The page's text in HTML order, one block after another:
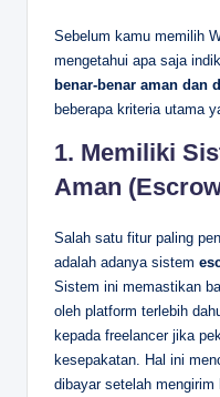
Sebelum kamu memilih
mengetahui apa saja
benar-benar aman dan
beberapa kriteria utama
1. Memiliki
Aman
Salah satu fitur paling
adalah adanya sistem
Sistem ini memastikan
oleh platform terlebih
kepada freelancer jika
kesepakatan. Hal ini
dibayar setelah mengirim